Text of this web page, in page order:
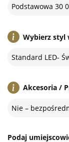
Podstawowa 30
Wybierz styl
Akcesoria /
Nie –
Podaj